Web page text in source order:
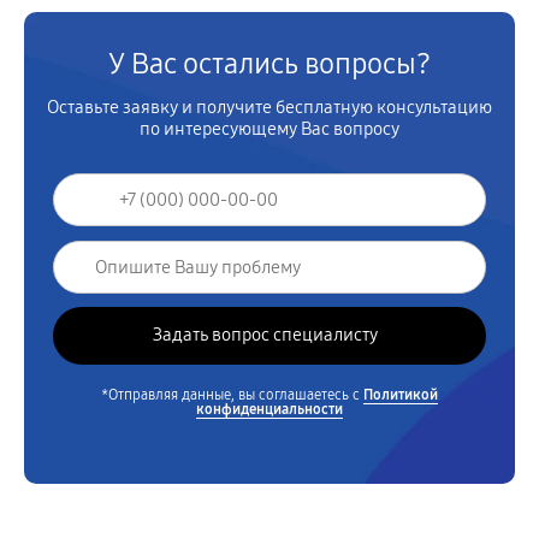
У Вас остались вопросы?
Оставьте заявку и получите бесплатную консультацию
по интересующему Вас вопросу
*Отправляя данные, вы соглашаетесь с Политикой
конфиденциальности